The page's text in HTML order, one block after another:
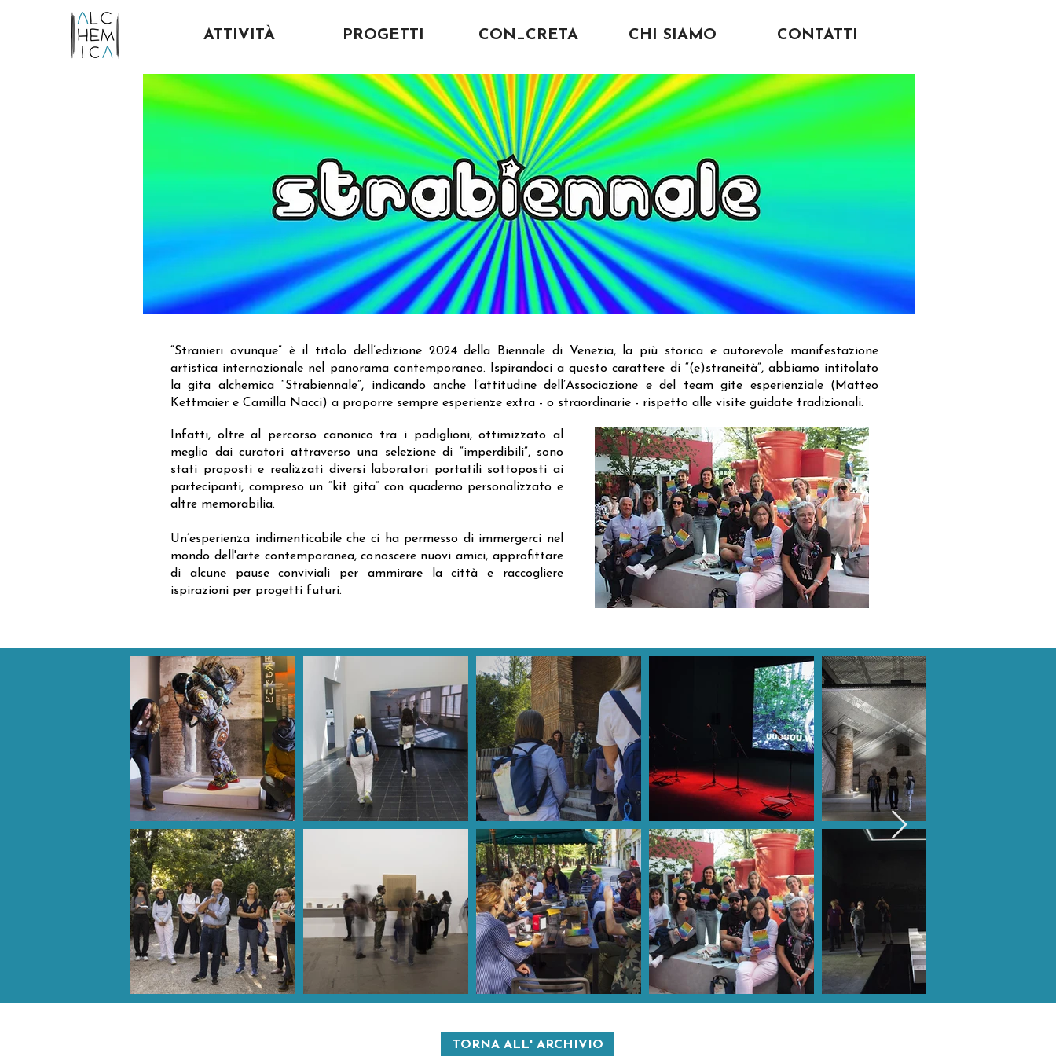
ATTIVITÀ PROGETTI CON_CRETA CHI SIAMO CONTATTI
“Stranieri ovunque” è il titolo dell’edizione 2024 della Biennale di Venezia, la più storica e autorevole manifestazione
artistica internazionale nel panorama contemporaneo. Ispirandoci a questo carattere di “(e)straneità”, abbiamo intitolato
la gita alchemica “Strabiennale”, indicando anche l’attitudine dell’Associazione e del team gite esperienziale (Matteo
Kettmaier e Camilla Nacci) a proporre sempre esperienze extra - o straordinarie - rispetto alle visite guidate tradizionali.
Infatti, oltre al percorso canonico tra i padiglioni, ottimizzato al
meglio dai curatori attraverso una selezione di “imperdibili”, sono
stati proposti e realizzati diversi laboratori portatili sottoposti ai
partecipanti, compreso un “kit gita” con quaderno personalizzato e
altre memorabilia.
Un’esperienza indimenticabile che ci ha permesso di immergerci nel
mondo dell'arte contemporanea, conoscere nuovi amici, approfittare
di alcune pause conviviali per ammirare la città e raccogliere
ispirazioni per progetti futuri.
TORNA ALL' ARCHIVIO